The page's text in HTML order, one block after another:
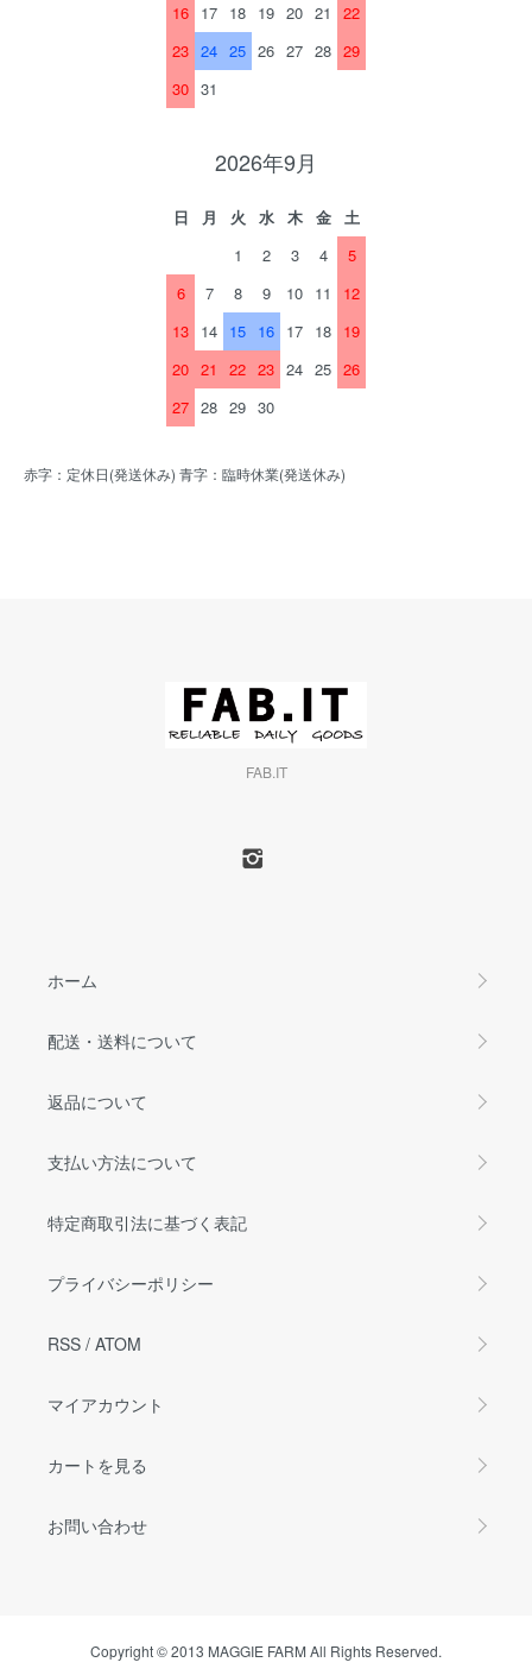
16 17 18 19 20 21
22
23 24 25 26 27 28 29
30 31
2026年9月
日 月 火 水 木 金
土
1
2 3 4
5
6
7 8 9 10 11
12
13 14 15 16 17 18 19
20 21 22 23 24 25 26
27 28 29 30
赤字：定休日(発送休み) 青字：臨時休業(発送休み)
FAB.IT
ホーム
配送・送料について
返品について
支払い方法について
特定商取引法に基づく表記
プライバシーポリシー
RSS / ATOM
マイアカウント
カートを見る
お問い合わせ
Copyright © 2013 MAGGIE FARM All Rights Reserved.